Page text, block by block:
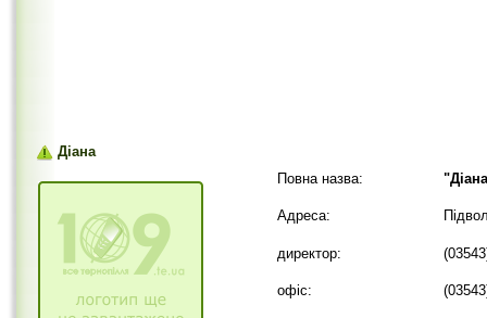
Діана
Повна назва:
Адреса:
директор:
офіс: